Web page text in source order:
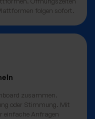
folgen sofort.
zusammen.
oder Stimmung. Mit
einfache Anfragen